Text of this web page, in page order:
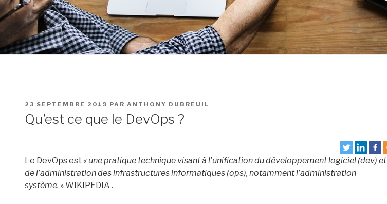
PUBLIÉ
23 SEPTEMBRE 2019 PAR ANTHONY DUBREUIL
Qu’est ce que le DevOps ?
Le DevOps est « une pratique technique visant à l’unification du développement logiciel (dev) et
de l’administration des infrastructures informatiques (ops), notamment l’administration
système. » WIKIPEDIA .